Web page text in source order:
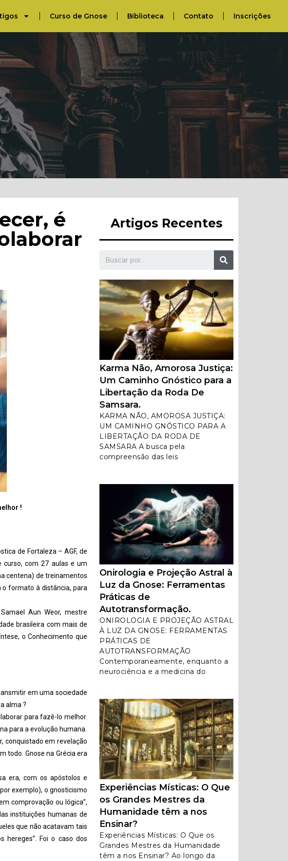
Curso de Gnose Biblioteca Contato Inscrições
é
!
de Fortaleza – AGF, de
curso, com 27 aulas e um
centena) de treinamentos
o formato à distância, para
Aun Weor, mestre
brasileira com mais de
o Conhecimento que
em uma sociedade
alma ?
para fazê-lo melhor.
para a evolução humana.
conquistado em revelação
todo. Gnose na Grécia era
era, com os apóstolos e
exemplo), o gnosticismo
comprovação ou lógica”,
instituições humanas de
que não acatavam tais
hereges”. Foi o caso dos
Artigos Recentes
Karma Não, Amorosa Justiça:
Um Caminho Gnóstico para a
Libertação da Roda De
Samsara.
KARMA NÃO, AMOROSA JUSTIÇA:
UM CAMINHO GNÓSTICO PARA A
LIBERTAÇÃO DA RODA DE
SAMSARA A busca pela
compreensão das leis
Onirologia e Projeção Astral à
Luz da Gnose: Ferramentas
Práticas de
Autotransformação.
ONIROLOGIA E PROJEÇÃO ASTRAL
À LUZ DA GNOSE: FERRAMENTAS
PRÁTICAS DE
AUTOTRANSFORMAÇÃO
Contemporaneamente, enquanto a
neurociência e a medicina do
Experiências Místicas: O Que
os Grandes Mestres da
Humanidade têm a nos
Ensinar?
Experiências Místicas: O Que os
Grandes Mestres da Humanidade
têm a nos Ensinar? Ao longo da